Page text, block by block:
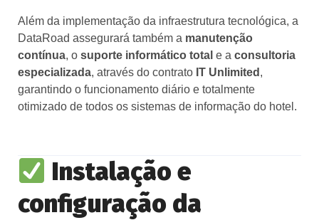
Além da implementação da infraestrutura tecnológica, a
DataRoad assegurará também a manutenção
contínua, o suporte informático total e a consultoria
especializada, através do contrato IT Unlimited ,
garantindo o funcionamento diário e totalmente
otimizado de todos os sistemas de informação do hotel.
Instalação e
configuração da